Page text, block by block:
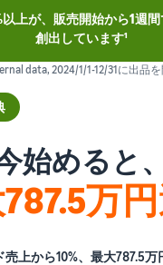
上が、販売開始から1週
創出しています¹
data, 2024/1/1-12/31に出品
始めると、
万
上から10%、最大787.5万